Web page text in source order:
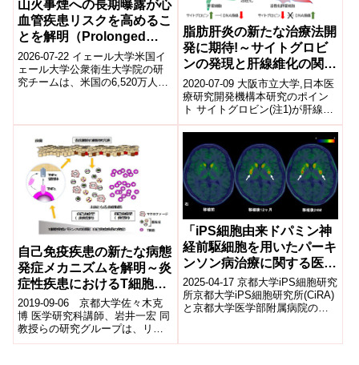
山火事煙への長期曝露が心
血管疾患リスクを高めるこ
とを解明（Prolonged
Exposure to Wildfire
Smoke Increases
Cardiovascular Health
2026-07-22 イェール大学米国イ
ェール大学公衆衛生大学院の研
究チームは、米国の6,520万人以
脂肪肝炎の新たな治療法開
発に期待!～サイトグロビ
ンの発現と肝線維化の関係
が明らかに～
2020-07-09 大阪市立大学,日本医
療研究開発機構本研究のポイン
ト サイトグロビン(注1)が肝線維
化の早期診断指標になる可能性
肝線維化を誘導する生体内の...
自己免疫疾患の新たな病態
発症メカニズムを解明～炎
症性疾患におけるT細胞の
新たな役割～
2019-09-06 京都大学佐々木克
博 医学研究科講師、岩井一宏 同
教授らの研究グループは、リン
パ球(T細胞含む)が炎症を引き起
「iPS細胞由来ドパミン神
経前駆細胞を⽤いたパーキ
ンソン病治療に関する医師
主導治験」において安全性
と有効性が⽰唆
2025-04-17 京都大学iPS細胞研究
所京都大学iPS細胞研究所(CiRA)
と京都大学医学部附属病院の研